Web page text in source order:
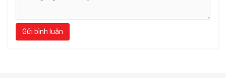
Gửi bình luận